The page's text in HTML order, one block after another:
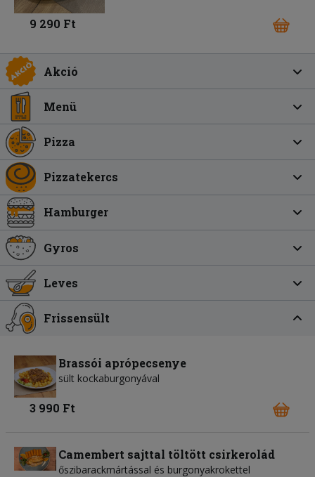
9 290 Ft
Akció
Menü
Pizza
Pizzatekercs
Hamburger
Gyros
Leves
Frissensült
Brassói aprópecsenye
sült kockaburgonyával
3 990 Ft
Camembert sajttal töltött csirkerolád
őszibarackmártással és burgonyakrokettel